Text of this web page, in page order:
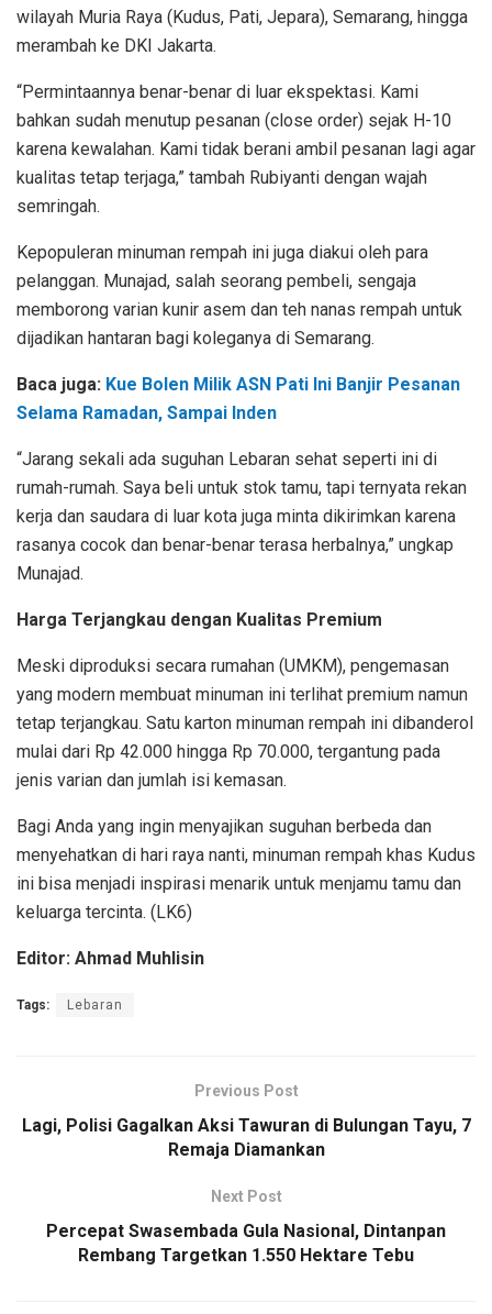
wilayah Muria Raya (Kudus, Pati, Jepara), Semarang, hingga
merambah ke DKI Jakarta.
“Permintaannya benar-benar di luar ekspektasi. Kami
bahkan sudah menutup pesanan (close order) sejak H-10
karena kewalahan. Kami tidak berani ambil pesanan lagi agar
kualitas tetap terjaga,” tambah Rubiyanti dengan wajah
semringah.
Kepopuleran minuman rempah ini juga diakui oleh para
pelanggan. Munajad, salah seorang pembeli, sengaja
memborong varian kunir asem dan teh nanas rempah untuk
dijadikan hantaran bagi koleganya di Semarang.
Baca juga: Kue Bolen Milik ASN Pati Ini Banjir Pesanan
Selama Ramadan, Sampai Inden
“Jarang sekali ada suguhan Lebaran sehat seperti ini di
rumah-rumah. Saya beli untuk stok tamu, tapi ternyata rekan
kerja dan saudara di luar kota juga minta dikirimkan karena
rasanya cocok dan benar-benar terasa herbalnya,” ungkap
Munajad.
Harga Terjangkau dengan Kualitas Premium
Meski diproduksi secara rumahan (UMKM), pengemasan
yang modern membuat minuman ini terlihat premium namun
tetap terjangkau. Satu karton minuman rempah ini dibanderol
mulai dari Rp 42.000 hingga Rp 70.000, tergantung pada
jenis varian dan jumlah isi kemasan.
Bagi Anda yang ingin menyajikan suguhan berbeda dan
menyehatkan di hari raya nanti, minuman rempah khas Kudus
ini bisa menjadi inspirasi menarik untuk menjamu tamu dan
keluarga tercinta. (LK6)
Editor: Ahmad Muhlisin
Tags: Lebaran
Previous Post
Lagi, Polisi Gagalkan Aksi Tawuran di Bulungan Tayu, 7
Remaja Diamankan
Next Post
Percepat Swasembada Gula Nasional, Dintanpan
Rembang Targetkan 1.550 Hektare Tebu